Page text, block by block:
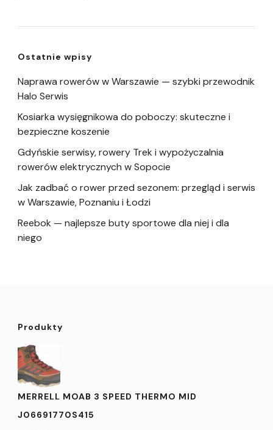
Ostatnie wpisy
Naprawa rowerów w Warszawie — szybki przewodnik
Halo Serwis
Kosiarka wysięgnikowa do poboczy: skuteczne i
bezpieczne koszenie
Gdyńskie serwisy, rowery Trek i wypożyczalnia
rowerów elektrycznych w Sopocie
Jak zadbać o rower przed sezonem: przegląd i serwis
w Warszawie, Poznaniu i Łodzi
Reebok — najlepsze buty sportowe dla niej i dla
niego
Produkty
MERRELL MOAB 3 SPEED THERMO MID
J06691770S415